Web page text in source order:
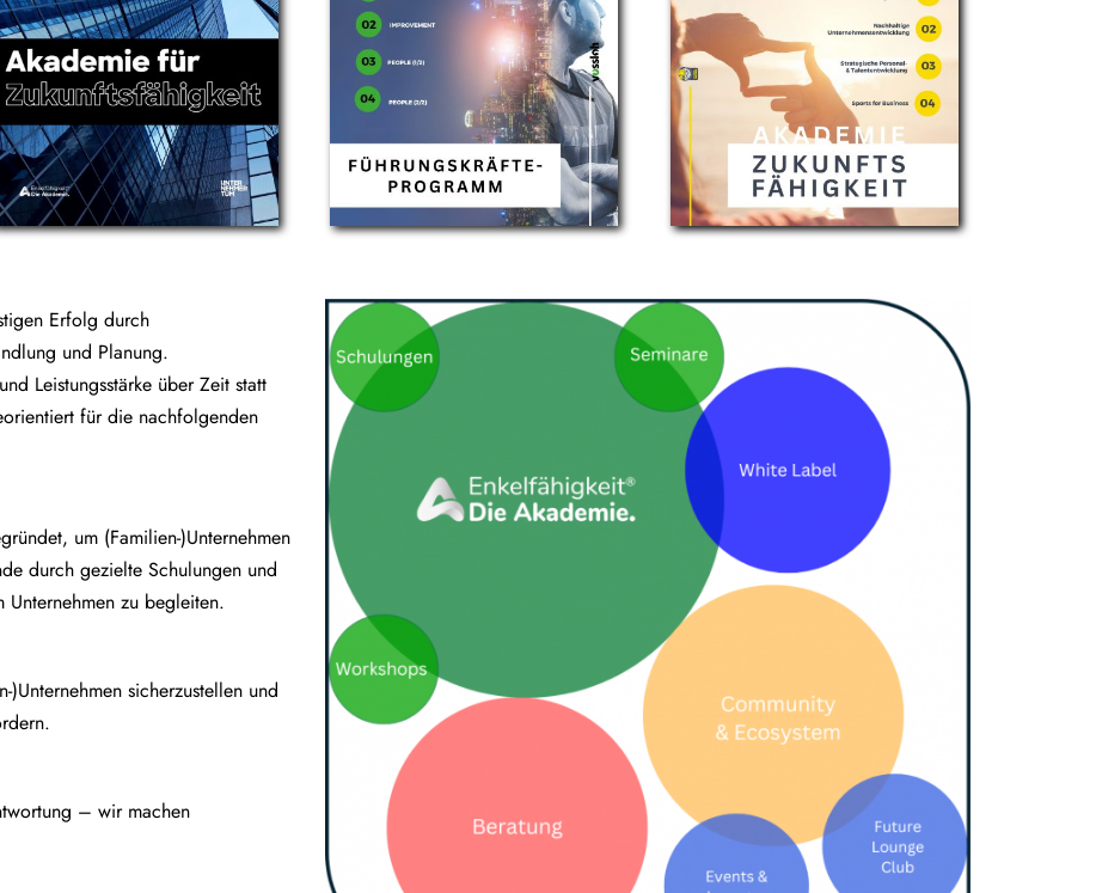
Erfolg durch
und Planung.
Leistungsstärke über Zeit statt
für die nachfolgenden
um (Familien-)Unternehmen
durch gezielte Schulungen und
Unternehmen zu begleiten.
sicherzustellen und
– wir machen